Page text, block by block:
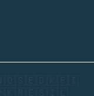
🇸🇪 🇩🇰 🇫🇮
🇰🇷 🇪🇸 🇮🇱